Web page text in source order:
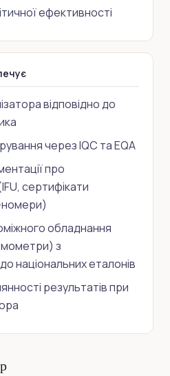
ефективності
відповідно до
через IQC та EQA
про
сертифікати
номери)
обладнання
з
національних еталонів
результатів при